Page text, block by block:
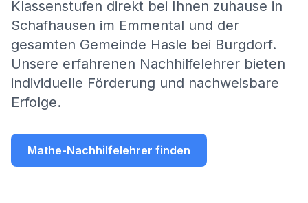
Klassenstufen direkt bei Ihnen zuhause in
Schafhausen im Emmental und der
gesamten Gemeinde Hasle bei Burgdorf.
Unsere erfahrenen Nachhilfelehrer bieten
individuelle Förderung und nachweisbare
Erfolge.
Mathe-Nachhilfelehrer finden